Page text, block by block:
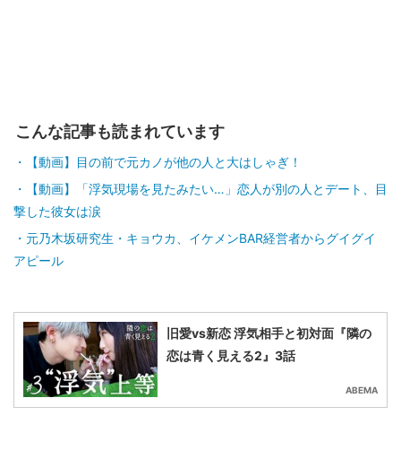
こんな記事も読まれています
【動画】目の前で元カノが他の人と大はしゃぎ！
【動画】「浮気現場を見たみたい…」恋人が別の人とデート、目
撃した彼女は涙
元乃木坂研究生・キョウカ、イケメンBAR経営者からグイグイ
アピール
旧愛vs新恋 浮気相手と初対面『隣の
恋は青く見える2』3話
ABEMA